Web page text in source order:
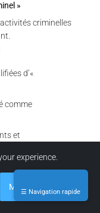
☰ Navigation rapide
»
criminelles
d’«
comme
et
réelle et
experience.
Manage